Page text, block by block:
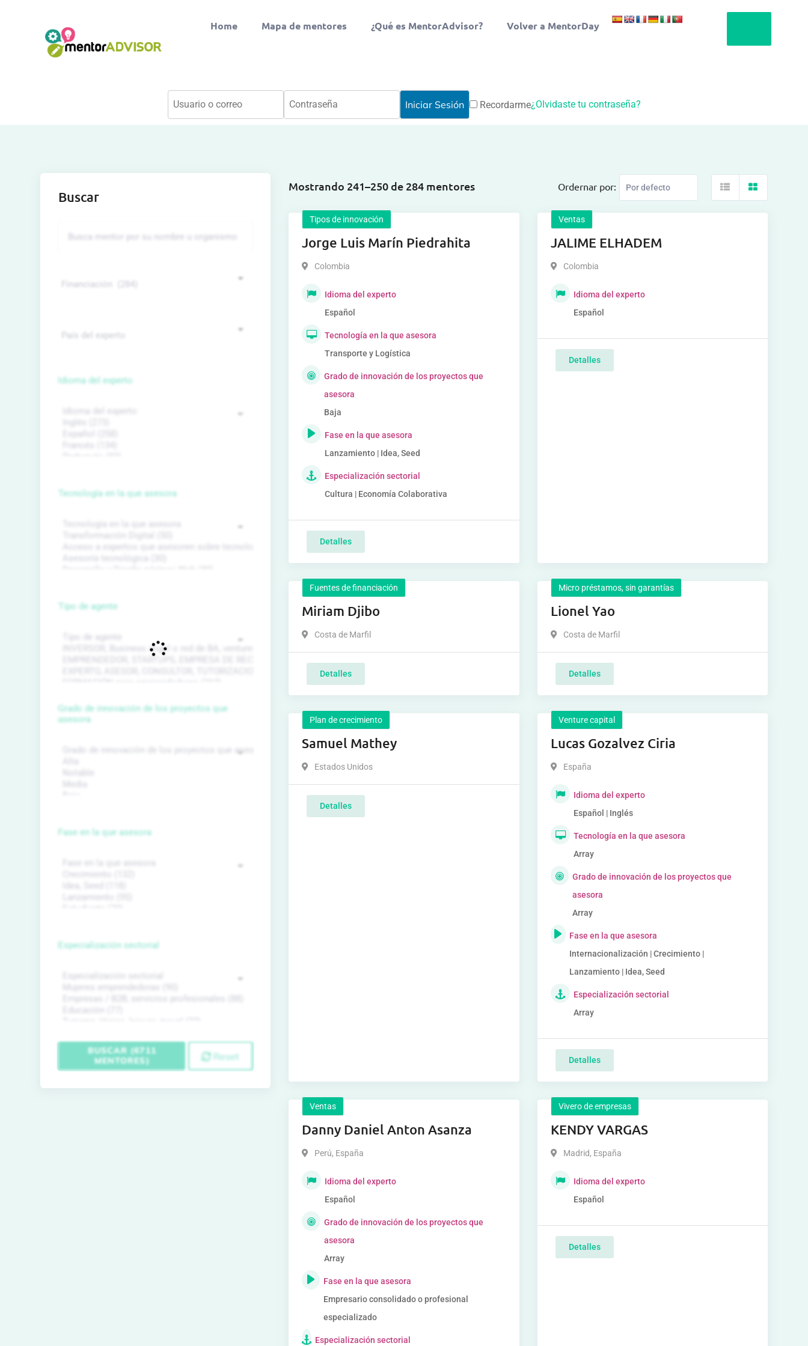
Home Mapa de mentores ¿Qué es MentorAdvisor? Volver a MentorDay
Recordarme¿Olvidaste tu contraseña?
Mostrando 241–250 de 284 mentores Ordernar por:
Tipos de innovación
Jorge Luis Marín Piedrahita
Colombia
Idioma del experto
Español
Tecnología en la que asesora
Transporte y Logística
Grado de innovación de los proyectos que
asesora
Baja
Fase en la que asesora
Lanzamiento | Idea, Seed
Especialización sectorial
Cultura | Economía Colaborativa
Detalles
Ventas
JALIME ELHADEM
Colombia
Idioma del experto
Español
Detalles
Fuentes de financiación
Miriam Djibo
Costa de Marfil
Detalles
Micro préstamos, sin garantías
Lionel Yao
Costa de Marfil
Detalles
Plan de crecimiento
Samuel Mathey
Estados Unidos
Detalles
Venture capital
Lucas Gozalvez Ciria
España
Idioma del experto
Español | Inglés
Tecnología en la que asesora
Array
Grado de innovación de los proyectos que
asesora
Array
Fase en la que asesora
Internacionalización | Crecimiento |
Lanzamiento | Idea, Seed
Especialización sectorial
Array
Detalles
Ventas
Danny Daniel Anton Asanza
Perú, España
Idioma del experto
Español
Grado de innovación de los proyectos que
asesora
Array
Fase en la que asesora
Empresario consolidado o profesional
especializado
Especialización sectorial
Vivero de empresas
KENDY VARGAS
Madrid, España
Idioma del experto
Español
Detalles
Buscar
Idioma del experto
Tecnología en la que asesora
Tipo de agente
Grado de innovación de los proyectos que
asesora
Fase en la que asesora
Especialización sectorial
BUSCAR (6711
MENTORES)
Reset